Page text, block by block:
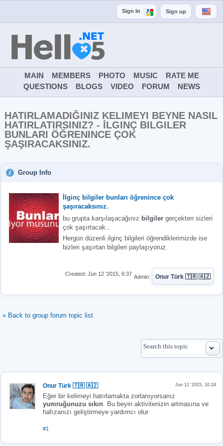
Sign In Sign up
MAIN MEMBERS PHOTO MUSIC
RATE ME
QUESTIONS
BLOGS VIDEO FORUM NEWS
HATIRLAMADIĞINIZ KELIMEYI BEYNE NASIL
HATIRLATIRSINIZ? - İLGINÇ BILGILER
BUNLARI ÖĞRENINCE ÇOK
ŞAŞIRACAKSINIZ.
Group Info
İlginç bilgiler bunları öğrenince çok
şaşıracaksınız.
bu grupta karşılaşacağınız bilgiler gerçekten sizleri
çok şaşırtacak..
Hergün düzenli ilginç bilgileri öğrendiklerimizde ise
bizleri şaşırtan bilgileri paylaşıyoruz.
Created: Jun 12 '2015, 6:37 Admin: Onur Türk 🇹🇷 🇦🇿
« Back to group forum topic list
Onur Türk 🇹🇷 🇦🇿 Jun 12 '2015, 10:24
Eğer bir kelimeyi hatırlamakta zorlanıyorsanız
yumruğunuzu sıkın. Bu beyin aktivitenizin artmasına ve
hafızanızı geliştirmeye yardımcı olur
#1